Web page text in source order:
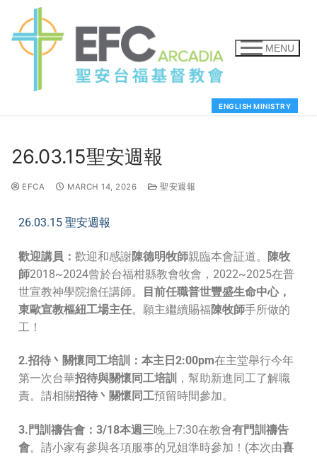
MENU
ENGLISH MINISTRY
26.03.15聖安週報
EFCA MARCH 14, 2026 聖安週報
26.03.15 聖安週報
歡迎講員： 歡迎和感謝陳德明牧師親臨本會証道。
陳牧
師2018~2024曾於台福柑縣教會牧會，2022~2025在普
世宣教神學院擔任講師。
目前任職普世豐盛生命中心，
東歐宣教樞紐工場主任。願主繼續賜福陳牧師手所做的
工！
2.招待丶關懷同工培訓： 本主日2:00pm在主堂舉行今年
第一次台華招待與關懷同工培訓
，幫助新進同工了解職
責。請相關招待丶關懷同工預留時間參加。
3.門訓禱告會： 3/18本週三晚上7:30在教會有門訓禱告
會。請小家有參與各項服事的兄姐準時參加！(本次由喜